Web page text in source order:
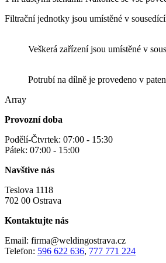
Filtrační jednotky jsou umístěné v
Veškerá zařízení jsou umístěné v
Potrubí na dílně je provedeno v
Array
Provozní doba
Podělí-Čtvrtek: 07:00 - 15:30
Pátek: 07:00 - 15:00
Navštive nás
Teslova 1118
702 00 Ostrava
Kontaktujte nás
Email: firma@weldingostrava.cz
Telefon: 596 622 636, 777 771 224